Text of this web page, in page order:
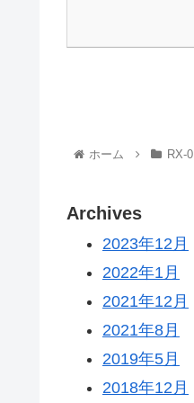
ホーム RX-0
Archives
2023年12月
2022年1月
2021年12月
2021年8月
2019年5月
2018年12月